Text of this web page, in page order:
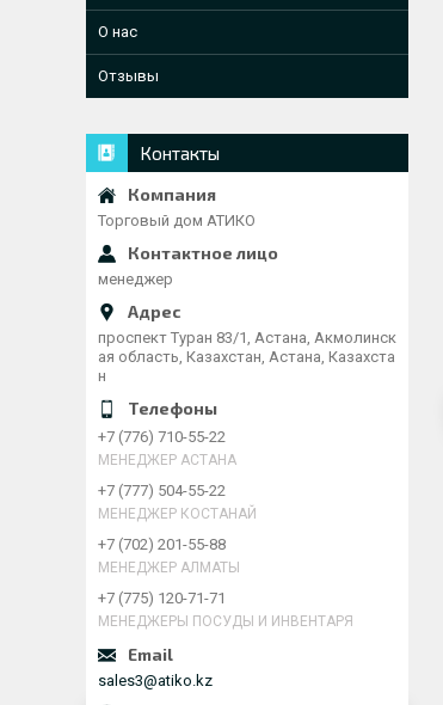
О нас
Отзывы
Контакты
Торговый дом АТИКО
менеджер
проспект Туран 83/1, Астана, Акмолинск
ая область, Казахстан, Астана, Казахста
н
+7 (776) 710-55-22
МЕНЕДЖЕР АСТАНА
+7 (777) 504-55-22
МЕНЕДЖЕР КОСТАНАЙ
+7 (702) 201-55-88
МЕНЕДЖЕР АЛМАТЫ
+7 (775) 120-71-71
МЕНЕДЖЕРЫ ПОСУДЫ И ИНВЕНТАРЯ
sales3@atiko.kz